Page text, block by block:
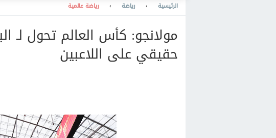
الرئيسية › رياضة › رياضة عالمية
مولانجو: كأس العالم تحول لـ
حقيقي على اللاعبين